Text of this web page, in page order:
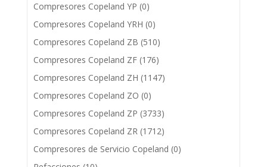
Compresores Copeland YP (0)
Compresores Copeland YRH (0)
Compresores Copeland ZB (510)
Compresores Copeland ZF (176)
Compresores Copeland ZH (1147)
Compresores Copeland ZO (0)
Compresores Copeland ZP (3733)
Compresores Copeland ZR (1712)
Compresores de Servicio Copeland (0)